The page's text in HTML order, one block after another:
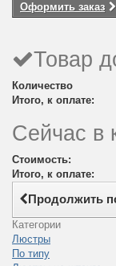
Оформить заказ
Товар
Количество
Итого, к оплате:
Сейчас в
Стоимость:
Итого, к оплате:
Продолжить
Категории
Люстры
По типу